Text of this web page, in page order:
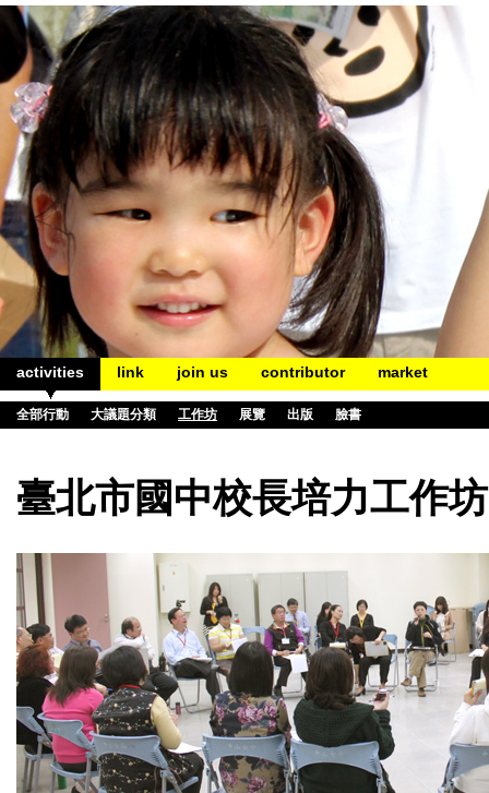
activities link join us contributor market
全部行動 大議題分類 工作坊 展覽 出版 臉書
臺北市國中校長培力工作坊